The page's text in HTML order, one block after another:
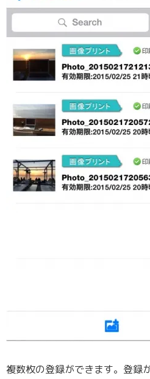
複数枚の登録ができます。登録